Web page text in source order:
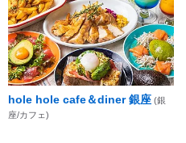
hole hole cafe＆diner 銀座 (銀
座/カフェ)